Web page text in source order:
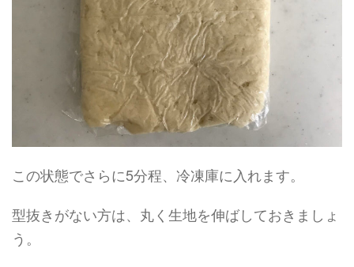
この状態でさらに5分程、冷凍庫に入れます。
型抜きがない方は、丸く生地を伸ばしておきましょ
う。